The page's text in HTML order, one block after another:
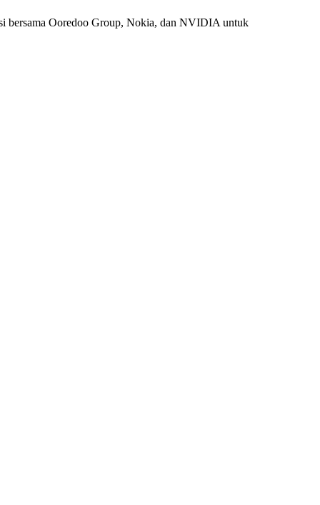
bersama Ooredoo Group, Nokia, dan NVIDIA untuk